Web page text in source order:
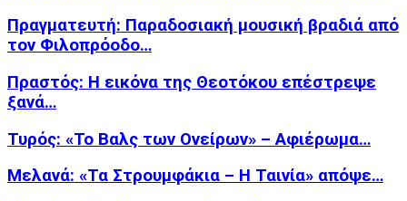
Πραγματευτή: Παραδοσιακή μουσική βραδιά από
τον Φιλοπρόοδο…
Πραστός: Η εικόνα της Θεοτόκου επέστρεψε
ξανά…
Τυρός: «Το Βαλς των Ονείρων» – Αφιέρωμα…
Μελανά: «Τα Στρουμφάκια – Η Ταινία» απόψε…